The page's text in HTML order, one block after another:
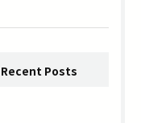
Recent Posts